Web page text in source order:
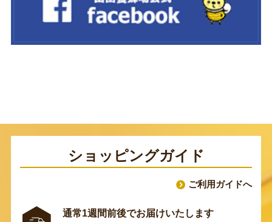
ショッピングガイド
ご利用ガイドへ
通常1週間前後でお届けいたします